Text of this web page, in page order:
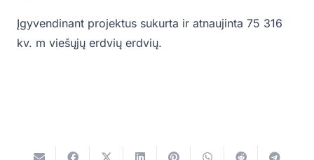
Įgyvendinant projektus sukurta ir atnaujinta 75 316
kv. m viešųjų erdvių erdvių.